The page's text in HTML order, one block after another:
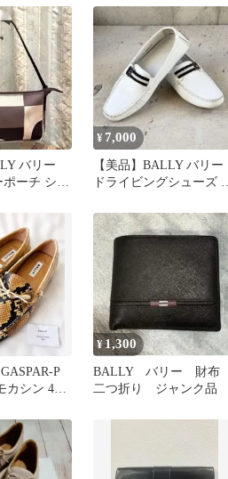
付
バリー
ーチ ショ
¥ 7,000
【美品】BALLY バリー
ドライビングシューズ ホ
P
シン 42
¥1,300
BALLY バリー 財布
二つ折り ジャンク品